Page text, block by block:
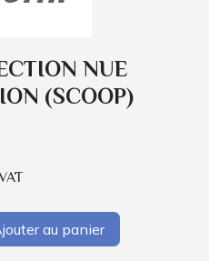
NUE
(SCOOP)
au panier